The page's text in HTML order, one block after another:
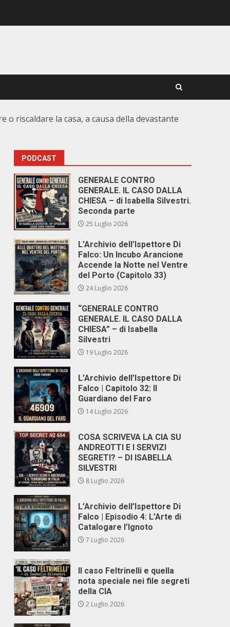
riscaldare la casa, a causa della devastante
PODCAST
GENERALE CONTRO
GENERALE. IL CASO DALLA
CHIESA – di Isabella Silvestri.
Seconda parte
25 Luglio 2026
L’Archivio dell’Ispettore Di
Falco: Un Incubo Arancione
Accende la Notte nel Ventre
del Porto (Capitolo 33)
24 Luglio 2026
“GENERALE CONTRO
GENERALE. IL CASO DALLA
CHIESA” – di Isabella
Silvestri
19 Luglio 2026
L’Archivio dell’Ispettore Di
Falco | Capitolo 32: Il
Guardiano del Faro
14 Luglio 2026
COSA SCRIVEVA LA CIA SU
ANDREOTTI E I SERVIZI
SEGRETI? – DI ISABELLA
SILVESTRI
8 Luglio 2026
L’Archivio dell’Ispettore Di
Falco | Episodio 4: L’Arte di
Catalogare l’Ignoto
7 Luglio 2026
Il caso Feltrinelli e quella
nota speciale nei file segreti
della CIA
2 Luglio 2026